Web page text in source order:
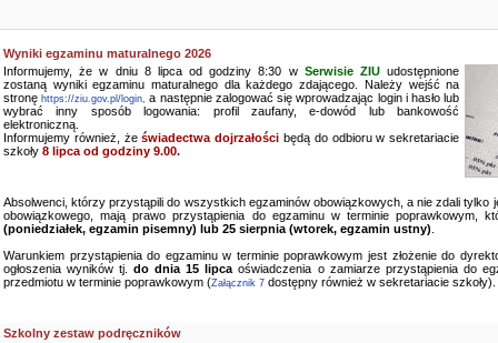
Wyniki egzaminu maturalnego 2026
Informujemy, że w dniu 8 lipca od godziny 8:30 w Serwisie ZIU udostępnione
zostaną wyniki egzaminu maturalnego dla każdego zdającego. Należy wejść na
stronęhttps://ziu.gov.pl/login, a następnie zalogować się wprowadzając login i hasło lub
wybrać inny sposób logowania: profil zaufany, e-dowód lub bankowość
elektroniczną.
Informujemy również, żeświadectwa dojrzałości będą do odbioru w sekretariacie
szkoły 8 lipca od godziny 9.00.
Absolwenci, którzy przystąpili do wszystkich egzaminów obowiązkowych, a nie zdali tylko
obowiązkowego, mają prawo przystąpienia do egzaminu w terminie poprawkowym,
(poniedziałek, egzamin pisemny) lub 25 sierpnia (wtorek, egzamin ustny)
Warunkiem przystąpienia do egzaminu w terminie poprawkowym jest złożenie do
ogłoszenia wyników tj.do dnia 15 lipca oświadczenia o zamiarze przystąpienia do
przedmiotu w terminie poprawkowym (Załącznik 7 dostępny również w sekretariacie szkoły).
Szkolny zestaw podręczników